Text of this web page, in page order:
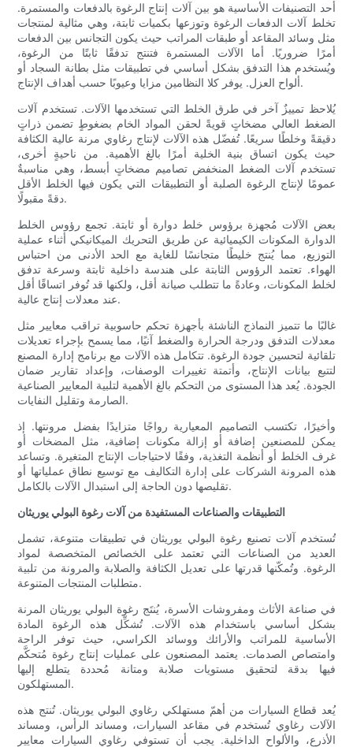
أحد التصنيفات الأساسية هو بين آلات إنتاج الرغوة بالدفعات والمستمرة.
تخلط آلات الدفعات الرغوة وتوزعها بكميات ثابتة، وهي مثالية لمنتجات
مثل وسائد المقاعد أو طبقات المراتب حيث يكون التجانس بين الدفعات
أمرًا ضروريًا. أما الآلات المستمرة فتنتج تدفقًا ثابتًا من الرغوة،
ويُستخدم هذا التدفق بشكل أساسي في تطبيقات مثل بطانة السجاد أو
ألواح العزل. يوفر كلا النظامين مزايا وعيوبًا حسب أهداف الإنتاج.
يُلاحظ تمييزٌ آخر في طرق الخلط التي تستخدمها الآلات. تستخدم آلات
الضغط العالي مضخاتٍ قويةً لحقن المواد الخام بضغوطٍ تضمن ذراتٍ
دقيقةً وخلطًا سريعًا. تُفضّل هذه الآلات لإنتاج رغاوي مرنة عالية الكثافة
حيث يكون اتساق بنية الخلية أمرًا بالغ الأهمية. من ناحيةٍ أخرى،
تستخدم آلات الضغط المنخفض تصاميم مضخاتٍ أبسط، وهي مناسبةٌ
عمومًا لإنتاج الرغوة الصلبة أو التطبيقات التي يكون فيها الخلط الأقل
دقةً مقبولًا.
بعض الآلات مُجهزة برؤوس خلط دوارة أو ثابتة. تجمع رؤوس الخلط
الدوارة المكونات الكيميائية عن طريق التحريك الميكانيكي أثناء عملية
التوزيع، مما يُنتج خليطًا متجانسًا للغاية مع الحد الأدنى من احتباس
الهواء. تعتمد الرؤوس الثابتة على هندسة داخلية ثابتة وسرعة تدفق
لخلط المكونات، وعادةً ما تتطلب صيانة أقل، ولكنها قد تُوفر اتساقًا أقل
عند معدلات إنتاج عالية.
غالبًا ما تتميز النماذج الناشئة بأجهزة تحكم حاسوبية تراقب معايير مثل
معدلات التدفق ودرجة الحرارة والضغط آنيًا، مما يسمح بإجراء تعديلات
تلقائية لتحسين جودة الرغوة. تتكامل هذه الآلات مع برنامج إدارة المصنع
لتتبع بيانات الإنتاج، وأتمتة تغييرات الوصفات، وإعداد تقارير ضمان
الجودة. يُعد هذا المستوى من التحكم بالغ الأهمية لتلبية المعايير الصناعية
الصارمة وتقليل النفايات.
وأخيرًا، تكتسب التصاميم المعيارية رواجًا متزايدًا بفضل مرونتها. إذ
يمكن للمصنعين إضافة أو إزالة مكونات إضافية، مثل المضخات أو
غرف الخلط أو أنظمة التغذية، وفقًا لاحتياجات الإنتاج المتغيرة. وتساعد
هذه المرونة الشركات على إدارة التكاليف مع توسيع نطاق عملياتها أو
تقليصها دون الحاجة إلى استبدال الآلات بالكامل.
التطبيقات والصناعات المستفيدة من آلات رغوة البولي يوريثان
تُستخدم آلات تصنيع رغوة البولي يوريثان في تطبيقات متنوعة، تشمل
العديد من الصناعات التي تعتمد على الخصائص المتخصصة لمواد
الرغوة. وتُمكّنها قدرتها على تعديل الكثافة والصلابة والمرونة من تلبية
متطلبات المنتجات المتنوعة.
في صناعة الأثاث ومفروشات الأسرة، يُنتَج رغوة البولي يوريثان المرنة
بشكل أساسي باستخدام هذه الآلات. تُشكِّل هذه الرغوة المادة
الأساسية للمراتب والأرائك ووسائد الكراسي، حيث توفر الراحة
وامتصاص الصدمات. يعتمد المصنعون على عمليات إنتاج رغوة مُتحكَّم
فيها بدقة لتحقيق مستويات صلابة ومتانة مُحددة يتطلع إليها
المستهلكون.
يُعد قطاع السيارات من أهمّ مستهلكي رغاوي البولي يوريثان. تُنتج هذه
الآلات رغاوي تُستخدم في مقاعد السيارات، ومساند الرأس، ومساند
الأذرع، والألواح الداخلية. يجب أن تستوفي رغاوي السيارات معايير